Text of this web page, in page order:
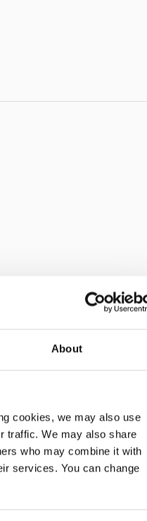
About
cookies, we may also use
traffic. We may also share
who may combine it with
services. You can change